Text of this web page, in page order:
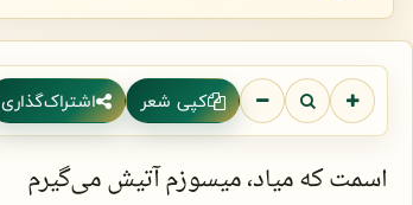
کپی شعر اشتراک‌گذاری
اسمت که میاد، میسوزم آتیش می‌گیرم